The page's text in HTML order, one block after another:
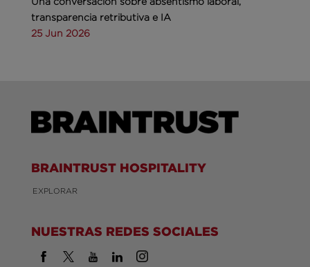
transparencia retributiva e IA
25 Jun 2026
BRAINTRUST HOSPITALITY
EXPLORAR
NUESTRAS REDES SOCIALES